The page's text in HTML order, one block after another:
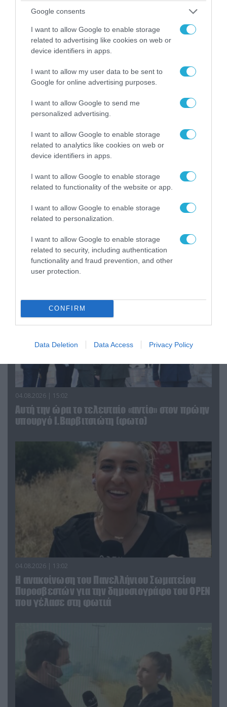
Google consents
I want to allow Google to enable storage
related to advertising like cookies on web or
device identifiers in apps.
I want to allow my user data to be sent to
Google for online advertising purposes.
I want to allow Google to send me
personalized advertising.
I want to allow Google to enable storage
related to analytics like cookies on web or
device identifiers in apps.
I want to allow Google to enable storage
related to functionality of the website or app.
I want to allow Google to enable storage
related to personalization.
I want to allow Google to enable storage
related to security, including authentication
functionality and fraud prevention, and other
user protection.
CONFIRM
Data Deletion Data Access Privacy Policy
06.08.2026 | 14:02
«Επιχείρηση ελεύθερα πεζοδρόμια» στην
Αθήνα: Απομακρύνθηκαν παράνομα
αντικείμενα από κοινόχρηστους χώρους
06.08.2026 | 09:03
τα ζώα που χάθηκαν στις πυρκαγιές της
Αττικής (φωτο)
04.08.2026 | 15:02
Αυτή την ώρα το τελευταίο «αντίο» στον πρώην
υπουργό Ι.Βαρβιτσιώτη (φωτο)
04.08.2026 | 13:02
Η ανακοίνωση του Πανελλήνιου Σωματείου
Πυροσβεστών για την δημοσιογράφο του OPEN
που γέλασε στη φωτιά